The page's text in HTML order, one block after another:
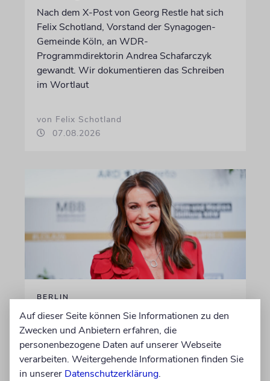
Nach dem X-Post von Georg Restle hat sich
Felix Schotland, Vorstand der Synagogen-
Gemeinde Köln, an WDR-
Programmdirektorin Andrea Schafarczyk
gewandt. Wir dokumentieren das Schreiben
im Wortlaut
von Felix Schotland
07.08.2026
BERLIN
Einsatz gegen Judenhass:
Iris Berben erhält Deutschen
Kulturpolitikpreis
Die Schauspielerin steht nicht nur vor der
Auf dieser Seite können Sie Informationen zu den
Zwecken und Anbietern erfahren, die
personenbezogene Daten auf unserer Webseite
verarbeiten. Weitergehende Informationen finden Sie
in unserer Datenschutzerklärung.